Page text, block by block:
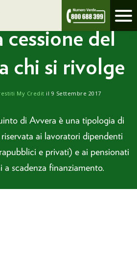
cessione del quinto: a chi si rivolge
del
chi si rivolge
My Credit il 9 Settembre 2017
di Avvera è una tipologia di
ai lavoratori dipendenti
e privati) e ai pensionati
a scadenza finanziamento.